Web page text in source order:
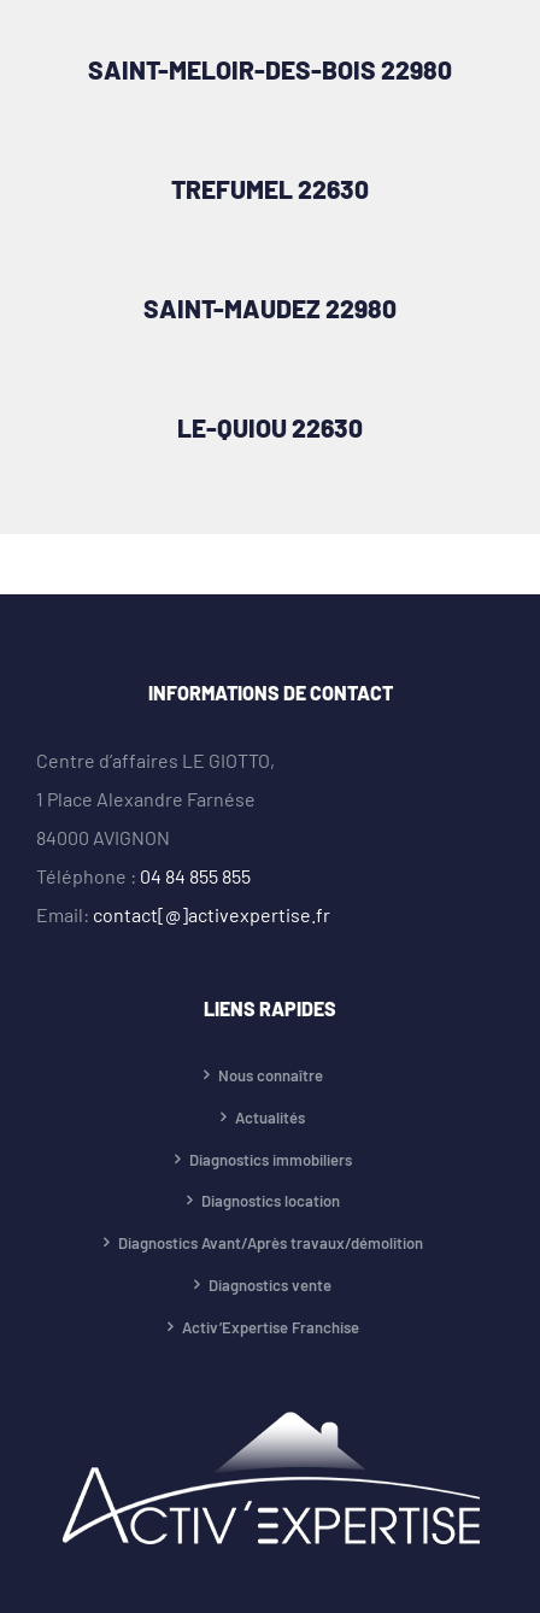
SAINT-MELOIR-DES-BOIS 22980
TREFUMEL 22630
SAINT-MAUDEZ 22980
LE-QUIOU 22630
INFORMATIONS DE CONTACT
Centre d’affaires LE GIOTTO,
1 Place Alexandre Farnése
84000 AVIGNON
Téléphone : 04 84 855 855
Email: contact[@]activexpertise.fr
LIENS RAPIDES
Nous connaître
Actualités
Diagnostics immobiliers
Diagnostics location
Diagnostics Avant/Après travaux/démolition
Diagnostics vente
Activ’Expertise Franchise